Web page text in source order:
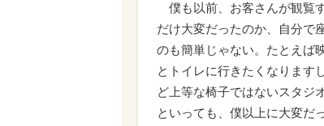
僕も以前、お客さんが観覧
だけ大変だったのか、自分で
のも簡単じゃない。たとえば
とトイレに行きたくなります
ど上等な椅子ではないスタジ
といっても、僕以上に大変だ